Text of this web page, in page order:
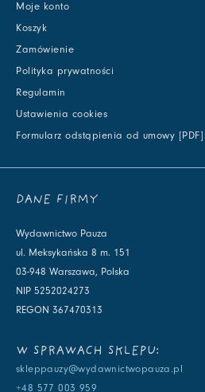
Moje konto
Koszyk
Zamówienie
Polityka prywatności
Regulamin
Ustawienia cookies
Formularz odstąpienia od umowy [PDF]
DANE FIRMY
Wydawnictwo Pauza
ul. Meksykańska 8 m. 151
03-948 Warszawa, Polska
NIP 5252024273
REGON 367470313
W SPRAWACH SKLEPU:
skleppauzy@wydawnictwopauza.pl
+48 577 003 959